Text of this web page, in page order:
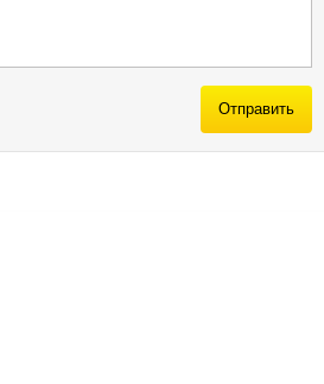
Отправить